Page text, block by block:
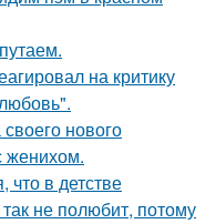
на критику
нового
женихом.
что в детстве
не полюбит, потому